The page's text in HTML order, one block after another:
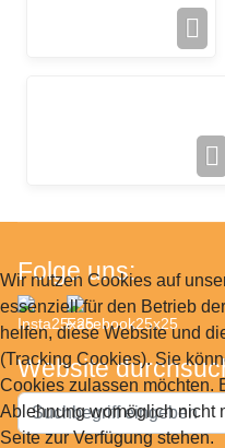
Folge uns:
Website
Website
durchsuchen
Wir nutzen Cookies auf
essenziell für den Betrieb
helfen, diese Website und
(Tracking Cookies). Sie
Cookies zulassen möchten.
Ablehnung womöglich nicht
Seite zur Verfügung stehen.